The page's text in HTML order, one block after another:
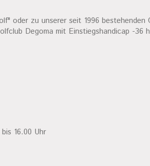
oder zu unserer seit 1996
Degoma mit Einstiegshandicap -36
16.00 Uhr